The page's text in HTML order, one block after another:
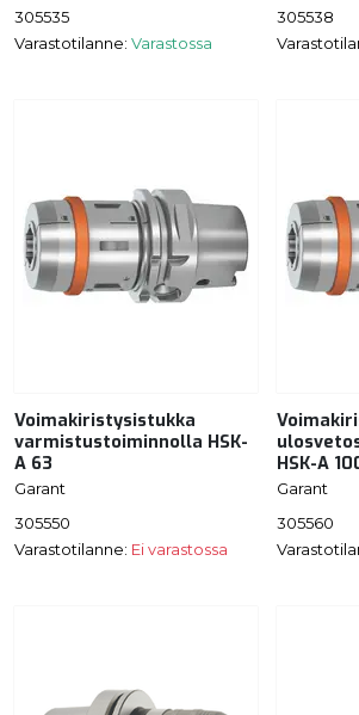
305535
Varastotilanne: Varastossa
305538
Voimakiristysistukka
varmistustoiminnolla HSK-
A 63
Garant
305550
Varastotilanne: Ei varastossa
HSK-A
Garant
305560